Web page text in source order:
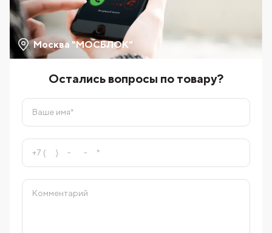
Москва "МОСБЛОК"
Остались вопросы по товару?